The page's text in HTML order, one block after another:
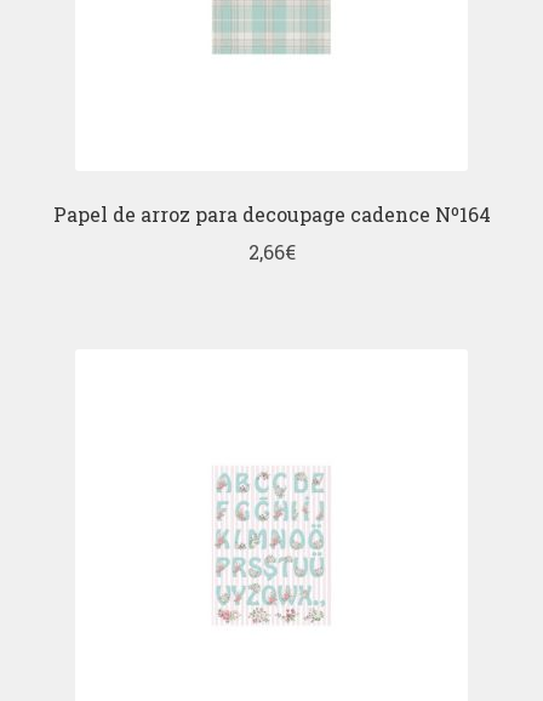
Papel de arroz para decoupage cadence Nº164
2,66€